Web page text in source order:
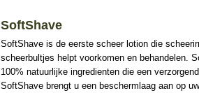
SoftShave
SoftShave is de eerste scheer lotion die
scheerbultjes helpt voorkomen en behandelen.
100% natuurlijke ingredienten die een
SoftShave brengt u een beschermlaag aan op